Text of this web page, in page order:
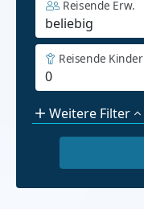
Reisende Erw.
Reisende Kinder
Weitere Filter